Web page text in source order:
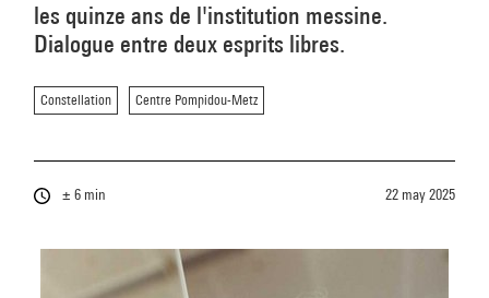
les quinze ans de l'institution messine.
Dialogue entre deux esprits libres.
Constellation Centre Pompidou-Metz
± 6 min 22 may 2025